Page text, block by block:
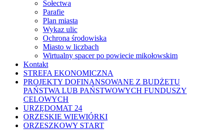
Sołectwa
Parafie
Plan miasta
Wykaz ulic
Ochrona środowiska
Miasto w liczbach
Wirtualny spacer po powiecie mikołowskim
Kontakt
STREFA EKONOMICZNA
PROJEKTY DOFINANSOWANE Z BUDŻETU
PAŃSTWA LUB PAŃSTWOWYCH FUNDUSZY
CELOWYCH
URZĘDOMAT 24
ORZESKIE WIEWIÓRKI
ORZESZKOWY START